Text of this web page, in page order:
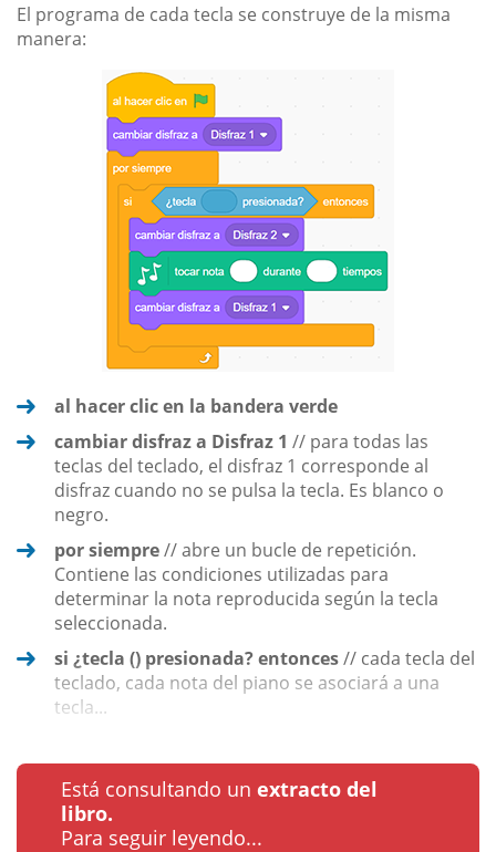
El programa de cada tecla se construye de la misma
manera:
al hacer clic en la bandera verde
cambiar disfraz a Disfraz 1 // para todas las
teclas del teclado, el disfraz 1 corresponde al
disfraz cuando no se pulsa la tecla. Es blanco o
negro.
por siempre// abre un bucle de repetición.
Contiene las condiciones utilizadas para
determinar la nota reproducida según la tecla
seleccionada.
si ¿tecla () presionada? entonces// cada tecla del
teclado, cada nota del piano se asociará a una
tecla...
Está consultando un extracto del
libro.
Para seguir leyendo...